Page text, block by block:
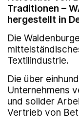
Traditionen –
hergestellt in
Die
Textilindustrie.
Die über
Unternehmens
und solider
Vertrieb von